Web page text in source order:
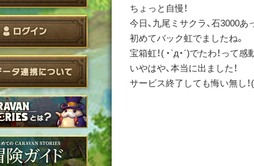
ちょっと自慢！
今日、九尾ミサクラ、石3000あ
初めてバック虹でましたね。
宝箱虹！( ・`д・´)でたわ！って感
いやはや、本当に出ました！
サービス終了しても悔い無し！(